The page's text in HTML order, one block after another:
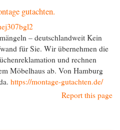
gutachten.
– deutschlandweit Kein
für Sie. Wir übernehmen die
und rechnen
Möbelhaus ab. Von Hamburg
https://montage-gutachten.de/
Report this page